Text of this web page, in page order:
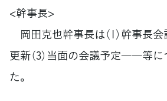
<幹事長>
岡田克也幹事長は（1）幹事長会
更新（3）当面の会議予定――等
た。